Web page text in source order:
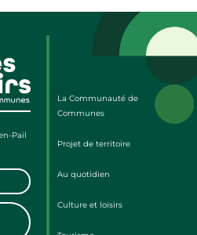
Pail
La Communauté de
Communes
Projet de territoire
Au quotidien
Culture et loisirs